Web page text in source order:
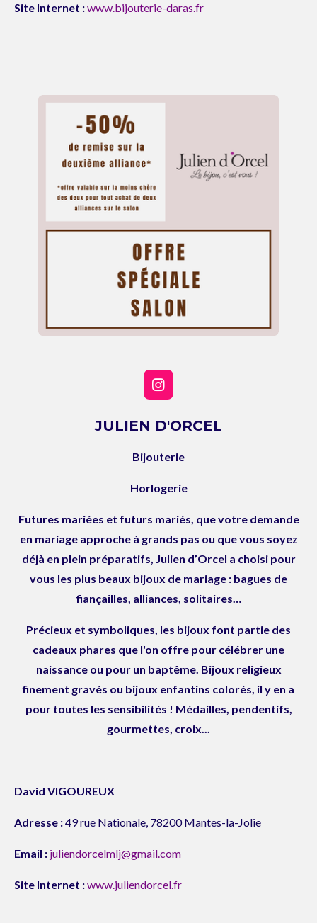
Site Internet :www.bijouterie-daras.fr
I
n
t
g
a
m
JULIEN D'ORCEL
Bijouterie
Horlogerie
Futures mariées et futurs mariés, que votre demande
en mariage approche à grands pas ou que vous soyez
déjà en plein préparatifs, Julien d’Orcel a choisi pour
vous les plus beaux bijoux de mariage : bagues de
fiançailles, alliances, solitaires…
Précieux et symboliques, les bijoux font partie des
cadeaux phares que l'on offre pour célébrer une
naissance ou pour un baptême. Bijoux religieux
finement gravés ou bijoux enfantins colorés, il y en a
pour toutes les sensibilités ! Médailles, pendentifs,
gourmettes, croix...
David VIGOUREUX
Adresse :49 rue Nationale, 78200 Mantes-la-Jolie
Email : juliendorcelmlj@gmail.com
Site Internet :www.juliendorcel.fr